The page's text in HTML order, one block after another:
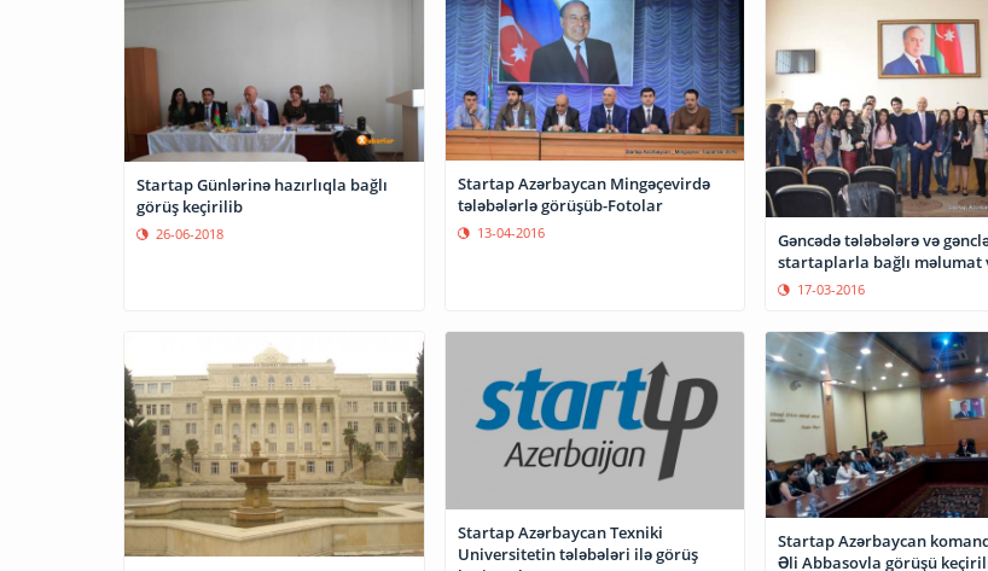
Startap Günlərinə hazırlıqla bağlı
görüş keçirilib
26-06-2018
Startap Azərbaycan Mingəçevirdə
tələbələrlə görüşüb-Fotolar
13-04-2016
Gəncədə tələbələrə və
startaplarla bağlı məlumat
17-03-2016
Startap Azərbaycan Texniki
Universitetin tələbələri ilə görüş
Startap Azərbaycan
Əli Abbasovla görüşü